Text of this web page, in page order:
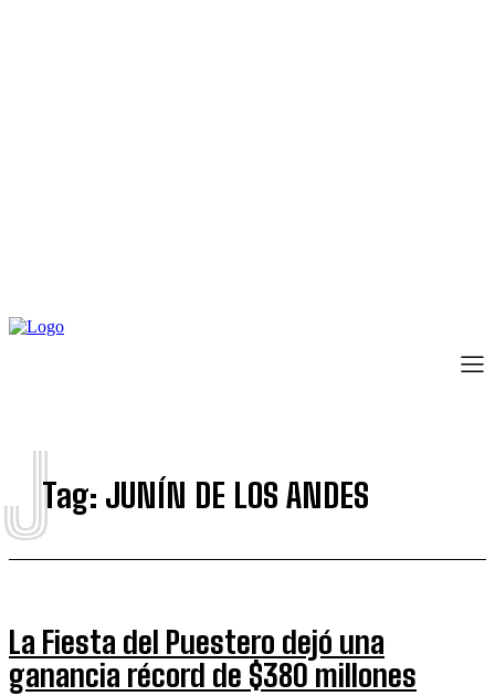
Tag: JUNÍN DE LOS ANDES
J
La Fiesta del Puestero dejó una
ganancia récord de $380 millones